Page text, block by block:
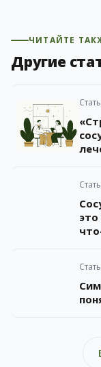
ЧИТАЙТЕ
Другие